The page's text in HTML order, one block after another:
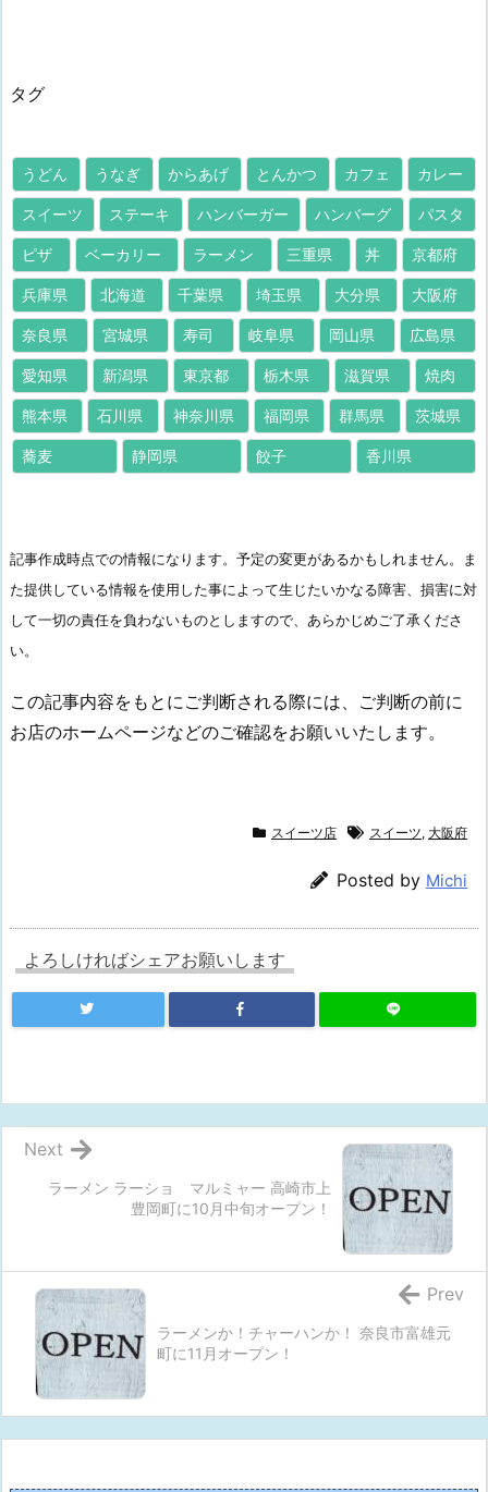
タグ
うどん うなぎ からあげ とんかつ カフェ カレー
スイーツ ステーキ ハンバーガー ハンバーグ パスタ
ピザ ベーカリー ラーメン 三重県 丼 京都府
兵庫県 北海道 千葉県 埼玉県 大分県 大阪府
奈良県 宮城県 寿司 岐阜県 岡山県 広島県
愛知県 新潟県 東京都 栃木県 滋賀県 焼肉
熊本県 石川県 神奈川県 福岡県 群馬県 茨城県
蕎麦 静岡県 餃子 香川県
記事作成時点での情報になります。予定の変更があるかもしれません。ま
た提供している情報を使用した事によって生じたいかなる障害、損害に対
して一切の責任を負わないものとしますので、あらかじめご了承くださ
い。
この記事内容をもとにご判断される際には、ご判断の前に
お店のホームページなどのご確認をお願いいたします。
スイーツ店 スイーツ, 大阪府
Posted by Michi
よろしければシェアお願いします
ラーメン ラーショ マルミャー 高崎市上
豊岡町に10月中旬オープン！
Next
ラーメンか！チャーハンか！ 奈良市富雄元
町に11月オープン！
Prev